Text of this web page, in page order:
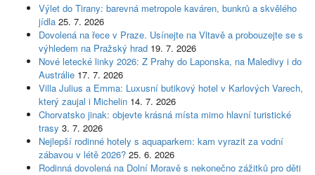
Výlet do Tirany: barevná metropole kaváren, bunkrů a skvělého
jídla 25. 7. 2026
Dovolená na řece v Praze. Usínejte na Vltavě a probouzejte se s
výhledem na Pražský hrad 19. 7. 2026
Nové letecké linky 2026: Z Prahy do Laponska, na Maledivy i do
Austrálie 17. 7. 2026
Villa Julius a Emma: Luxusní butikový hotel v Karlových Varech,
který zaujal i Michelin 14. 7. 2026
Chorvatsko jinak: objevte krásná místa mimo hlavní turistické
trasy 3. 7. 2026
Nejlepší rodinné hotely s aquaparkem: kam vyrazit za vodní
zábavou v létě 2026? 25. 6. 2026
Rodinná dovolená na Dolní Moravě s nekonečno zážitků pro děti